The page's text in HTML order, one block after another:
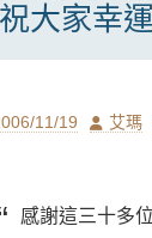
祝大家幸
11/19 Author
艾瑪
感謝這三十多